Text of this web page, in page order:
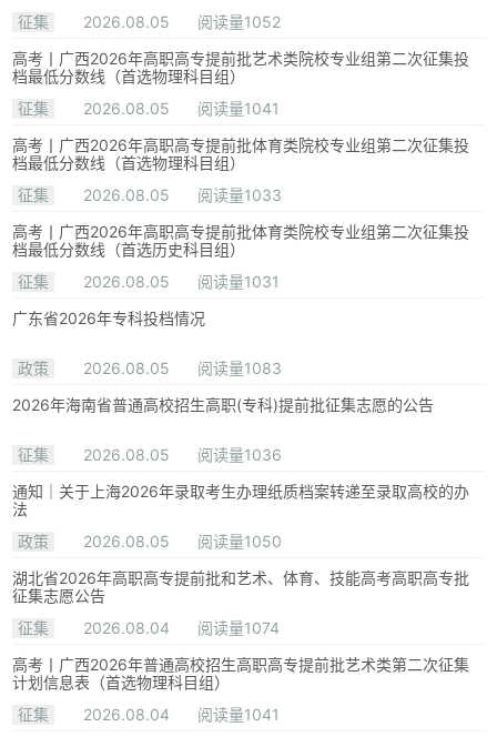
征集
2026.08.05
阅读量1052
高考丨广西2026年高职高专提前批艺术类院校专业组第二次征集投
档最低分数线（首选物理科目组）
征集
2026.08.05
阅读量1041
高考丨广西2026年高职高专提前批体育类院校专业组第二次征集投
档最低分数线（首选物理科目组）
征集
2026.08.05
阅读量1033
高考丨广西2026年高职高专提前批体育类院校专业组第二次征集投
档最低分数线（首选历史科目组）
征集
2026.08.05
阅读量1031
广东省2026年专科投档情况
政策 2026.08.05
阅读量1083
2026年海南省普通高校招生高职(专科)提前批征集志愿的公告
征集 2026.08.05
阅读量1036
通知｜关于上海2026年录取考生办理纸质档案转递至录取高校的办
法
政策
2026.08.05
阅读量1050
湖北省2026年高职高专提前批和艺术、体育、技能高考高职高专批
征集志愿公告
征集
2026.08.04
阅读量1074
高考丨广西2026年普通高校招生高职高专提前批艺术类第二次征集
计划信息表（首选物理科目组）
征集
2026.08.04 阅读量1041